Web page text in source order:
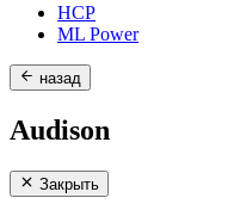
HCP
ML Power
назад
Audison
Закрыть